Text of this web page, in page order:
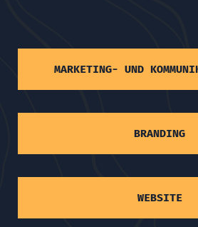
MARKETING- UND
BRANDING
WEBSITE